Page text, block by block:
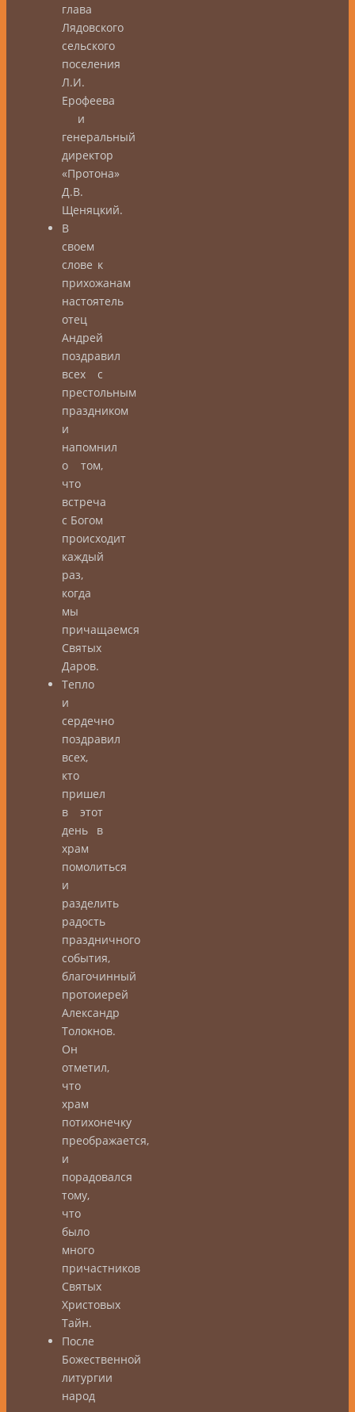
глава
Лядовского
сельского
поселения
Л.И.
Ерофеева
и
генеральный
директор
«Протона»
Д.В.
Щеняцкий.
В
своем
слове к
прихожанам
настоятель
отец
Андрей
поздравил
всех с
престольным
праздником
и
напомнил
о том,
что
встреча
с Богом
происходит
каждый
раз,
когда
мы
причащаемся
Святых
Даров.
Тепло
и
сердечно
поздравил
всех,
кто
пришел
в этот
день в
храм
помолиться
и
разделить
радость
праздничного
события,
благочинный
протоиерей
Александр
Толокнов.
Он
отметил,
что
храм
потихонечку
преображается,
и
порадовался
тому,
что
было
много
причастников
Святых
Христовых
Тайн.
После
Божественной
литургии
народ